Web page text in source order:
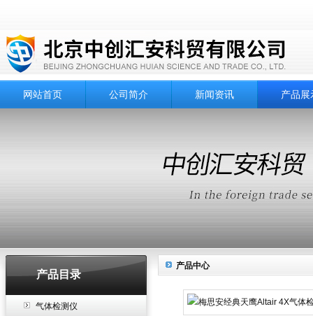
网站首页 公司简介 新闻资讯 产品展
产品目录
气体检测仪
产品中心